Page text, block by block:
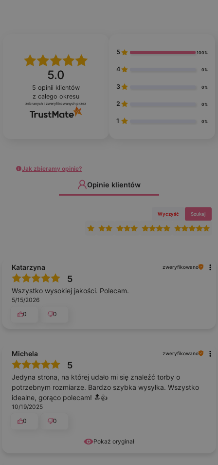
5.0
5 opinii klientów
z całego okresu
zebranych i zweryfikowanych przez
5 100%
4 0%
3 0%
2 0%
1 0%
Jak zbieramy opinie?
Opinie klientów
Wyczyść Szukaj
Katarzyna zweryfikowano
5
Wszystko wysokiej jakości. Polecam.
5/15/2026
0
0
Pokaż oryginał
Michela zweryfikowano
5
Jedyna strona, na której udało mi się znaleźć torby o
potrzebnym rozmiarze. Bardzo szybka wysyłka. Wszystko
idealne, gorąco polecam! 🔝👍
10/19/2025
0
0